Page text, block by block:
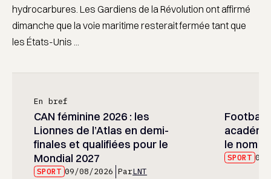
hydrocarbures. Les Gardiens de la Révolution ont affirmé
dimanche que la voie maritime resterait fermée tant que
les États-Unis ...
En bref
CAN féminine 2026 : les
Lionnes de l’Atlas en demi-
finales et qualifiées pour le
Mondial 2027
SPORT 09/08/2026 ParLNT
Football
le nom
SPORT 09/